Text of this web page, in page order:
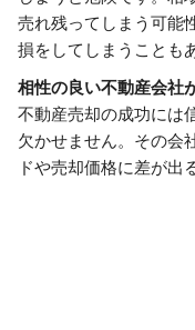
売れ残ってしまう可能
損をしてしまうことも
相性の良い不動産会社
不動産売却の成功には
欠かせません。その会
ドや売却価格に差が出